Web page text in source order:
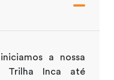
a nossa
Trilha Inca até